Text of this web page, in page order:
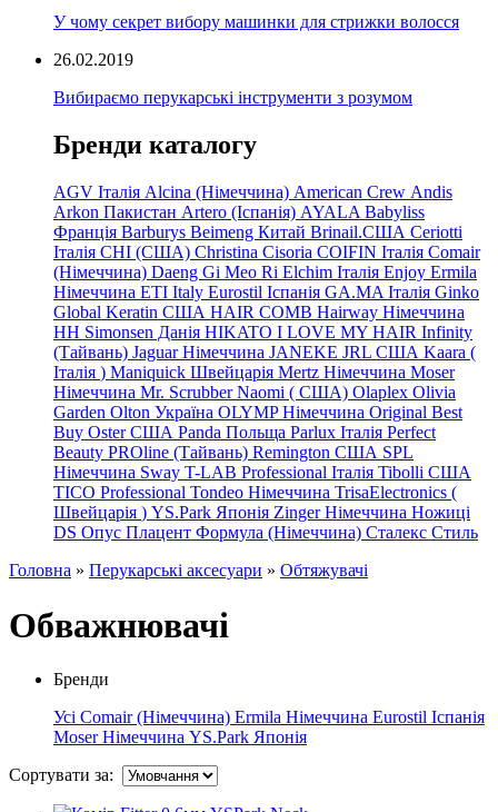
У чому секрет вибору машинки для стрижки волосся
26.02.2019
Вибираємо перукарські інструменти з розумом
Бренди каталогу
AGV Італія Alcina (Німеччина) American Crew Andis
Arkon Пакистан Artero (Іспанія) AYALA Babyliss
Франція Barburys Beimeng Китай Brinail.США Ceriotti
Італія CHI (США) Christina Cisoria COIFIN Італія Comair
(Німеччина) Daeng Gi Meo Ri Elchim Італія Enjoy Ermila
Німеччина ETI Italy Eurostil Іспанія GA.MA Італія Ginko
Global Keratin США HAIR COMB Hairway Німеччина
HH Simonsen Данія HIKATO I LOVE MY HAIR Infinity
(Тайвань) Jaguar Німеччина JANEKE JRL США Kaara (
Італія ) Maniquick Швейцарія Mertz Німеччина Moser
Німеччина Mr. Scrubber Naomi ( США) Olaplex Olivia
Garden Olton Україна OLYMP Німеччина Original Best
Buy Oster США Panda Польща Parlux Італія Perfect
Beauty PROline (Тайвань) Remington США SPL
Німеччина Sway T-LAB Professional Італія Tibolli США
TICO Professional Tondeo Німеччина TrisaElectronics (
Швейцарія ) YS.Park Японія Zinger Німеччина Ножиці
DS Опус Плацент Формула (Німеччина) Сталекс Стиль
Головна » Перукарські аксесуари » Обтяжувачі
Обважнювачі
Бренди
Усі Comair (Німеччина) Ermila Німеччина Eurostil Іспанія
Moser Німеччина YS.Park Японія
Сортувати за: